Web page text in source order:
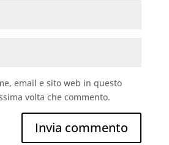
email e sito web in questo
volta che commento.